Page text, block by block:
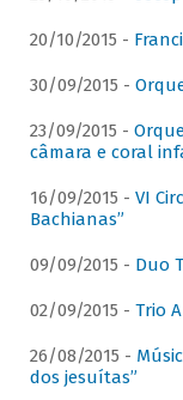
20/10/2015 -
30/09/2015 -
23/09/2015 -
câmara e coral
16/09/2015 - VI
Bachianas”
09/09/2015 - Duo
02/09/2015 - Trio
26/08/2015 -
dos jesuítas”